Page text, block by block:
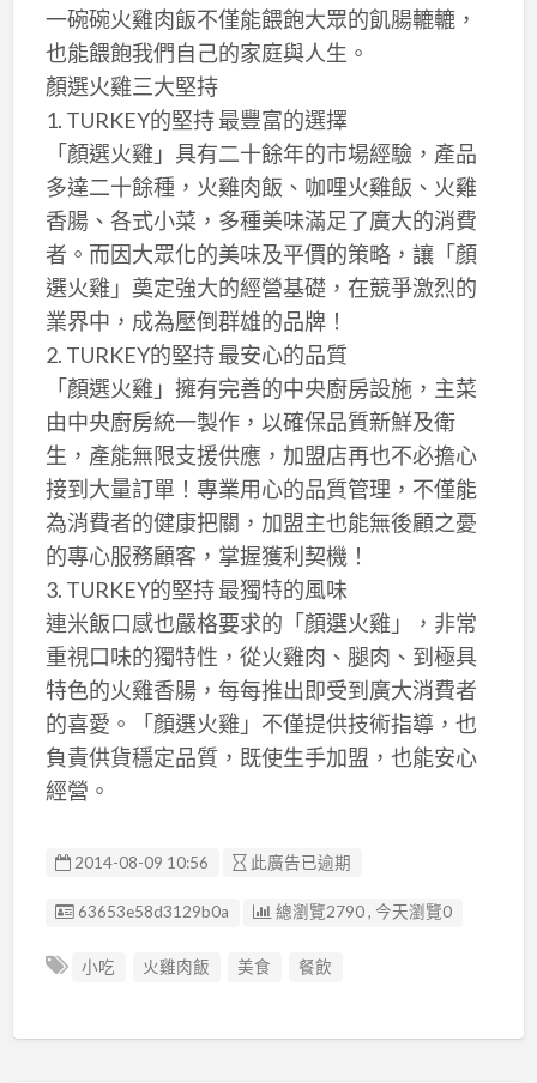
一碗碗火雞肉飯不僅能餵飽大眾的飢腸轆轆，
也能餵飽我們自己的家庭與人生。
顏選火雞三大堅持
1. TURKEY的堅持 最豐富的選擇
「顏選火雞」具有二十餘年的市場經驗，產品
多達二十餘種，火雞肉飯、咖哩火雞飯、火雞
香腸、各式小菜，多種美味滿足了廣大的消費
者。而因大眾化的美味及平價的策略，讓「顏
選火雞」奠定強大的經營基礎，在競爭激烈的
業界中，成為壓倒群雄的品牌！
2. TURKEY的堅持 最安心的品質
「顏選火雞」擁有完善的中央廚房設施，主菜
由中央廚房統一製作，以確保品質新鮮及衛
生，產能無限支援供應，加盟店再也不必擔心
接到大量訂單！專業用心的品質管理，不僅能
為消費者的健康把關，加盟主也能無後顧之憂
的專心服務顧客，掌握獲利契機！
3. TURKEY的堅持 最獨特的風味
連米飯口感也嚴格要求的「顏選火雞」，非常
重視口味的獨特性，從火雞肉、腿肉、到極具
特色的火雞香腸，每每推出即受到廣大消費者
的喜愛。「顏選火雞」不僅提供技術指導，也
負責供貨穩定品質，既使生手加盟，也能安心
經營。
2014-08-09 10:56 此廣告已逾期
廣告编號
63653e58d3129b0a 總瀏覽2790 , 今天瀏覽0
小吃 火雞肉飯 美食 餐飲